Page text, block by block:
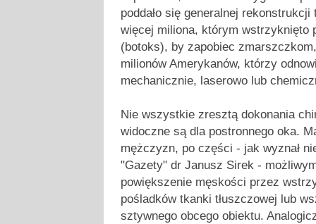
poddało się generalnej
więcej miliona, którym wstrzyknięto
(botoks), by zapobiec
milionów Amerykanów, którzy
mechanicznie, laserowo lub
Nie wszystkie zresztą dokonania
widoczne są dla postronnego oka.
mężczyzn, po części - jak wyznał
"Gazety" dr Janusz Sirek -
powiększenie męskości przez
pośladków tkanki tłuszczowej lub
sztywnego obcego obiektu.